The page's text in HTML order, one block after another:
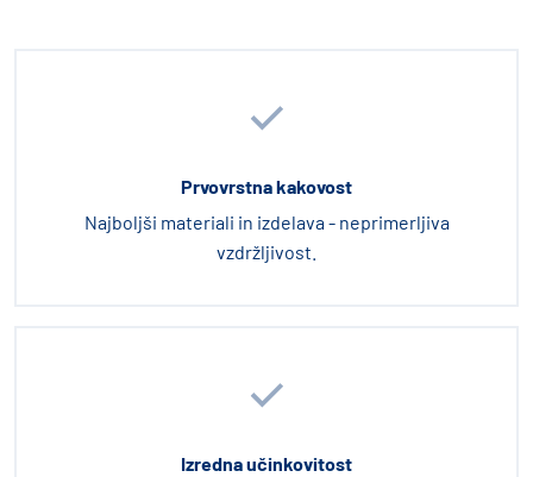
Prvovrstna kakovost
Najboljši materiali in izdelava - neprimerljiva
vzdržljivost.
Izredna učinkovitost